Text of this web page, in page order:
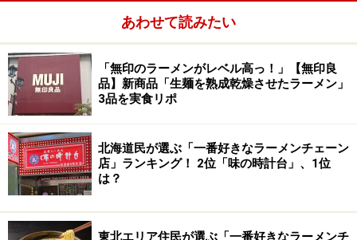
■代表的な広島ラーメン「陽気」の中華そば
■地元で屈指の人気店の「陽気」
あわせて読みたい
「無印のラーメンがレベル高っ！」【無印良
品】新商品「生麺を熟成乾燥させたラーメン」
3品を実食リポ
北海道民が選ぶ「一番好きなラーメンチェーン
店」ランキング！ 2位「味の時計台」、1位
は？
東北エリア住民が選ぶ「一番好きなラーメンチ